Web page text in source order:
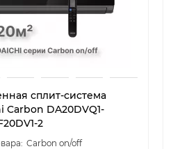
сплит-система
Carbon DA20DVQ1-
2
Carbon on/off